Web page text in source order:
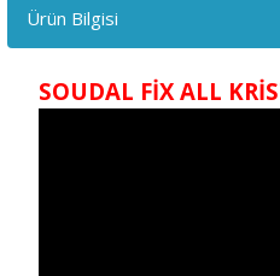
Ürün Bilgisi
SOUDAL FİX ALL